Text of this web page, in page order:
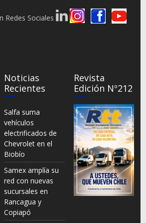
Redes Sociales
Noticias
Recientes
Salfa suma
vehículos
electrificados de
Chevrolet en el
Biobío
Samex amplía su
red con nuevas
sucursales en
Rancagua y
Copiapó
Revista
Edición Nº212